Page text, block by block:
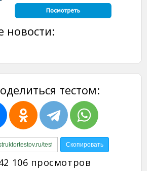
новости:
тестом:
106 просмотров